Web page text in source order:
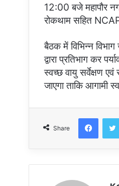
12:00 बजे महापौर
रोकथाम सहित NCAP
बैठक में विभिन्न
द्वारा प्रतिभाग कर
स्वच्छ वायु सर्वेक्षण
जाएगा ताकि
Share